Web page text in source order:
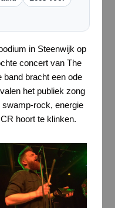
in Steenwijk op
concert van The
band bracht een ode
het publiek zong
rock, energie
hoort te klinken.